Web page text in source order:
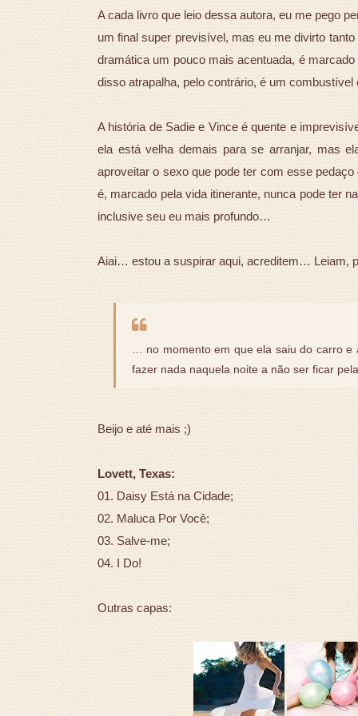
A cada livro que leio dessa autora, eu me pego
um final super previsível, mas eu me divirto
dramática um pouco mais acentuada, é
disso atrapalha, pelo contrário, é um
A história de Sadie e Vince é quente e
ela está velha demais para se arranjar, mas
aproveitar o sexo que pode ter com esse
é, marcado pela vida itinerante, nunca pode ter
inclusive seu eu mais profundo…
Aiai… estou a suspirar aqui, acreditem… Leiam,
… no momento em que ela saiu do carro e
fazer nada naquela noite a não ser ficar
Beijo e até mais ;)
Lovett, Texas:
01. Daisy Está na Cidade;
02. Maluca Por Você;
03. Salve-me;
04. I Do!
Outras capas: